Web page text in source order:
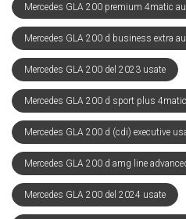
Mercedes GLA 200 premium 4matic
Mercedes GLA 200 d business extra
Mercedes GLA 200 del 2023 usate
Mercedes GLA 200 d sport plus
Mercedes GLA 200 d (cdi) executive
Mercedes GLA 200 d amg line
Mercedes GLA 200 del 2024 usate